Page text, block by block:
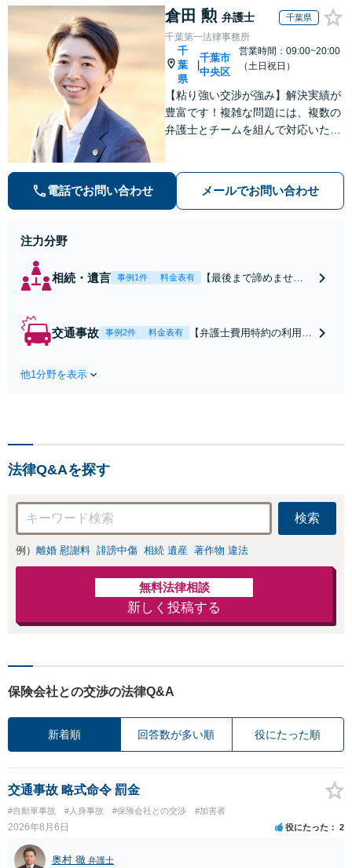
倉田 勲 弁護士 千葉県
千葉第一法律事務所
千
葉
県
千葉市
中央区
営業時間：09:00~20:00
（土日祝日）
【粘り強い交渉が強み】解決実績が
豊富です！複雑な問題には、複数の
弁護士とチームを組んで対応いたし
添い、不安を軽減します。まずはお
気軽にご相談ください。
電話でお問い合わせ メールでお問い合わせ
注力分野
相続・遺言 事例1件 料金表有
【最後まで諦めませ
合意してしまう前にご
交通事故 事例2件 料金表有
【弁護士費用特約の利用＆
は損をしてしまうかもしれ
他1分野を表示
法律Q&Aを探す
検索
例） 離婚 慰謝料 誹謗中傷 相続 遺産 著作物 違法
無料法律相談
新しく投稿する
保険会社との交渉の法律Q&A
新着順 回答数が多い順 役にたった順
交通事故 略式命令 罰金
#自動車事故 #人身事故 #保険会社との交渉 #加害者
2026年8月6日 役にたった 2
奥村 徹 弁護士